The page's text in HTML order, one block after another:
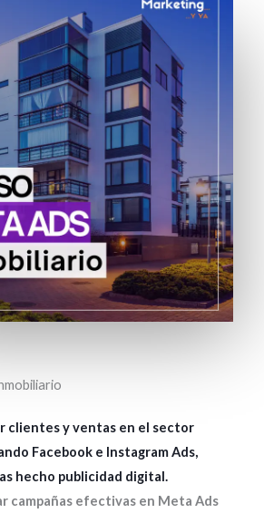
clientes y ventas en el sector
Facebook e Instagram Ads,
hecho publicidad digital.
campañas efectivas en Meta Ads